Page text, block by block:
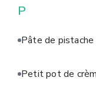
P
Pâte de pistache
Petit pot de